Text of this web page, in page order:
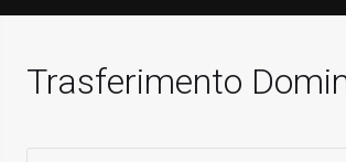
Trasferimento